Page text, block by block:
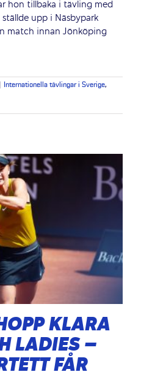
hon tillbaka i tävling med
upp i Näsbypark
match innan Jönköping
Internationella tävlingar i Sverige,
KLARA
LADIES –
FÅR